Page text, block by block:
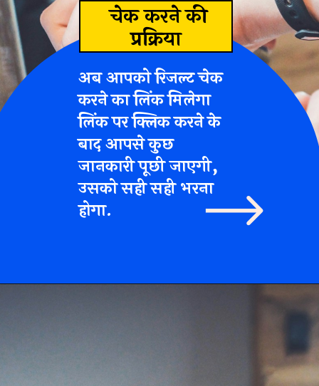
चेक करने की
प्रक्रिया
अब आपको रिजल्ट चेक
करने का लिंक मिलेगा
लिंक पर क्लिक करने के
बाद आपसे कुछ
जानकारी पूछी जाएगी,
उसको सही सही भरना
होगा.